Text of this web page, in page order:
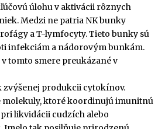
úlohu v aktivácii rôznych
Medzi ne patria NK bunky
a T-lymfocyty. Tieto bunky sú
infekciám a nádorovým bunkám.
v tomto smere preukázané v
zvýšenej produkcii cytokínov.
molekuly, ktoré koordinujú imunitnú
likvidácii cudzích alebo